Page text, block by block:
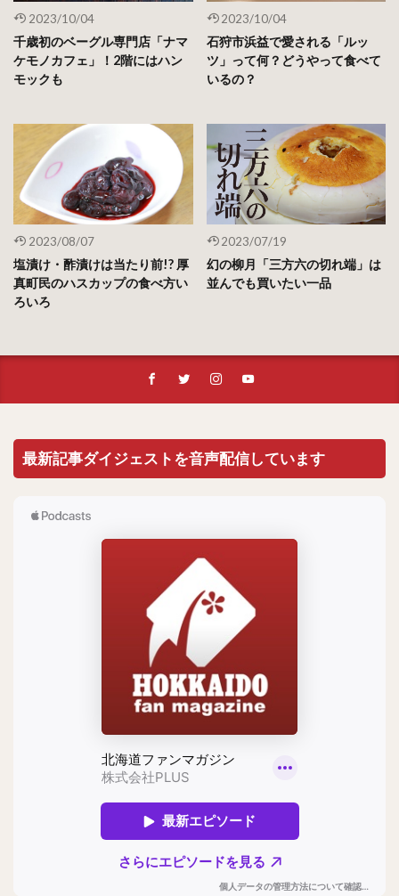
2023/10/04
千歳初のベーグル専門店「ナマ
ケモノカフェ」！2階にはハン
モックも
2023/10/04
石狩市浜益で愛される「ルッ
ツ」って何？どうやって食べて
いるの？
2023/08/07
塩漬け・酢漬けは当たり前!? 厚
真町民のハスカップの食べ方い
ろいろ
2023/07/19
幻の柳月「三方六の切れ端」は
並んでも買いたい一品
最新記事ダイジェストを音声配信しています